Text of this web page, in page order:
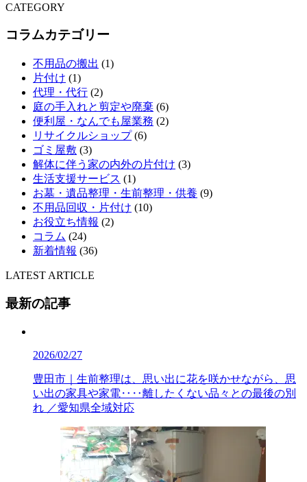
CATEGORY
コラムカテゴリー
不用品の搬出 (1)
片付け (1)
代理・代行 (2)
庭の手入れと剪定や廃棄 (6)
便利屋・なんでも屋業務 (2)
リサイクルショップ(6)
ゴミ屋敷 (3)
解体に伴う家の内外の片付け (3)
生活支援サービス (1)
お墓・遺品整理・生前整理・供養 (9)
不用品回収・片付け (10)
お役立ち情報 (2)
コラム (24)
新着情報 (36)
LATEST ARTICLE
最新の記事
2026/02/27
豊田市｜生前整理は、思い出に花を咲かせながら、思
い出の家具や家電‥‥離したくない品々との最後の別
れ ／愛知県全域対応